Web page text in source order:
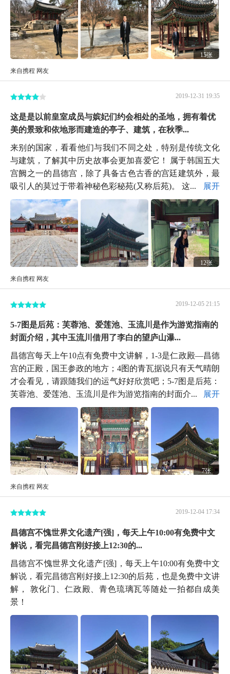
15张
来自携程 网友
2019-12-31 19:35
这是是以前皇室成员与嫔妃们约会相处的圣地，拥有着优
美的景致和依地形而建造的亭子、建筑，在秋季...
来别的国家，看看他们与我们不同之处，特别是传统文化
与建筑，了解其中历史故事会更加喜爱它！ 属于韩国五大
宫阙之一的昌德宫，除了具备古色古香的宫廷建筑外，最
吸引人的莫过于带着神秘色彩秘苑(又称后苑)。 这...
展开
12张
来自携程 网友
2019-12-05 21:15
5-7图是后苑：芙蓉池、爱莲池、玉流川是作为游览指南的
封面介绍，其中玉流川借用了李白的望庐山瀑...
昌德宫每天上午10点有免费中文讲解，1-3是仁政殿—昌德
宫的正殿，国王参政的地方；4图的青瓦据说只有天气晴朗
才会看见，请跟随我们的运气好好欣赏吧；5-7图是后苑：
芙蓉池、爱莲池、玉流川是作为游览指南的封面介...
展开
7张
来自携程 网友
2019-12-04 17:34
昌德宫不愧世界文化遗产[强]，每天上午10:00有免费中文
解说，看完昌德宫刚好接上12:30的...
昌德宫不愧世界文化遗产[强]，每天上午10:00有免费中文
解说，看完昌德宫刚好接上12:30的后苑，也是免费中文讲
解， 敦化门、仁政殿、青色琉璃瓦等随处一拍都自成美
景！